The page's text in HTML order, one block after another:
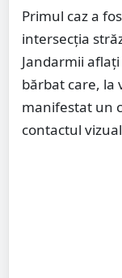
Primul caz a
intersecția
Jandarmii
bărbat care, la
manifestat un
contactul